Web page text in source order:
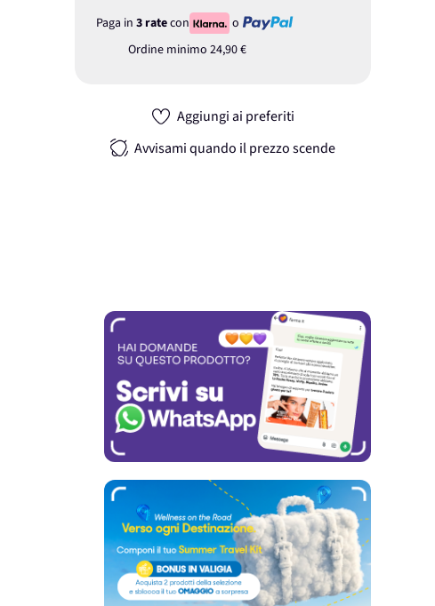
Paga in 3 ratecon
o
Ordine minimo 24,90 €
Aggiungi ai preferiti
Avvisami quando il prezzo scende